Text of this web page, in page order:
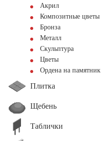
Акрил
Композитные цветы
Бронза
Металл
Скульптура
Цветы
Ордена на памятник
Плитка
Щебень
Таблички